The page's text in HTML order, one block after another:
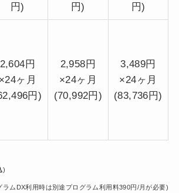
円)
円)
円)
2,604円
×24ヶ月
円)
2,958円
×24ヶ月
(70,992円)
3,489円
×24ヶ月
(83,736円)
)
ムDX利用時は別途プログラム利用料390円/月が必要)